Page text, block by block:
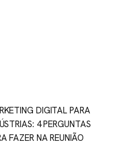
DIGITAL PARA
4 PERGUNTAS
FAZER NA REUNIÃO